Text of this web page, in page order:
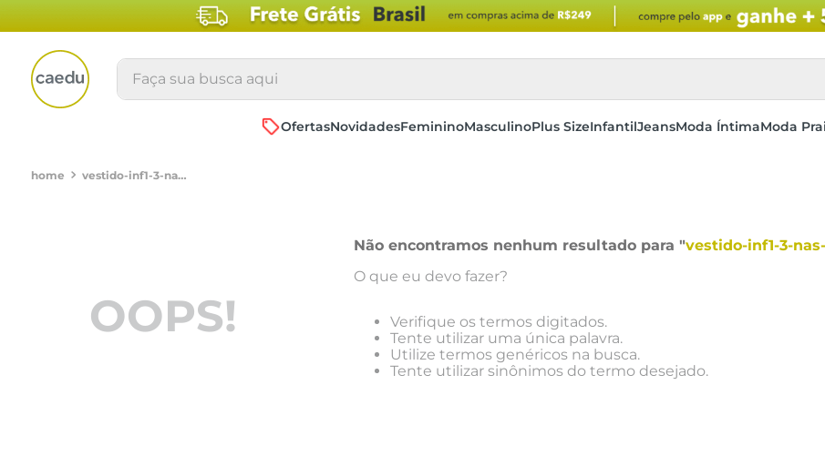
Faça sua busca aqui
OfertasNovidadesFemininoMasculinoPlus SizeInfantilJeansModa ÍntimaModa
vestido-inf1-3-nas-saia-rot-minnie-e-figvermelho64010860
OOPS!
Não encontramos nenhum resultado para "vestido-inf1-3-
O que eu devo fazer?
Verifique os termos digitados.
Tente utilizar uma única palavra.
Utilize termos genéricos na busca.
Tente utilizar sinônimos do termo desejado.